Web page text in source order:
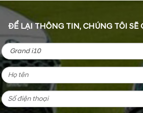
ĐỂ LẠI THÔNG TIN, CHÚNG TÔI SẼ